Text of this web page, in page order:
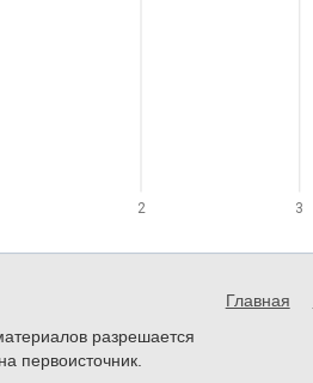
2 3
разрешается
первоисточник.
Главная